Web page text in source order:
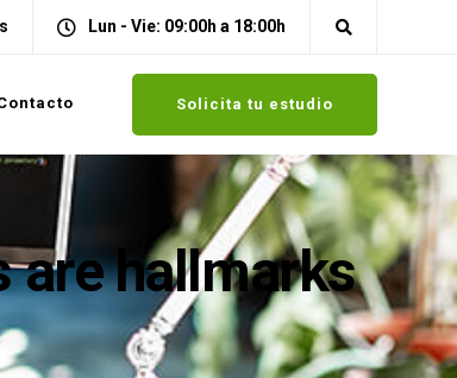
Lun - Vie: 09:00h a 18:00h
Solicita tu estudio
are hallmarks